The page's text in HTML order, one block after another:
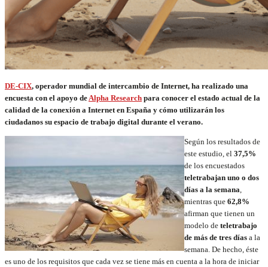
DE-CIX, operador mundial de intercambio de Internet, ha realizado una
encuesta con el apoyo deAlpha Research para conocer el estado actual de la
calidad de la conexión a Internet en España y cómo utilizarán los
ciudadanos su espacio de trabajo digital durante el verano.
Según los resultados de
este estudio, el 37,5%
de los encuestados
teletrabajan uno o dos
días a la semana,
mientras que 62,8%
afirman que tienen un
modelo de teletrabajo
de más de tres días a la
semana. De hecho, éste
es uno de los requisitos que cada vez se tiene más en cuenta a la hora de iniciar